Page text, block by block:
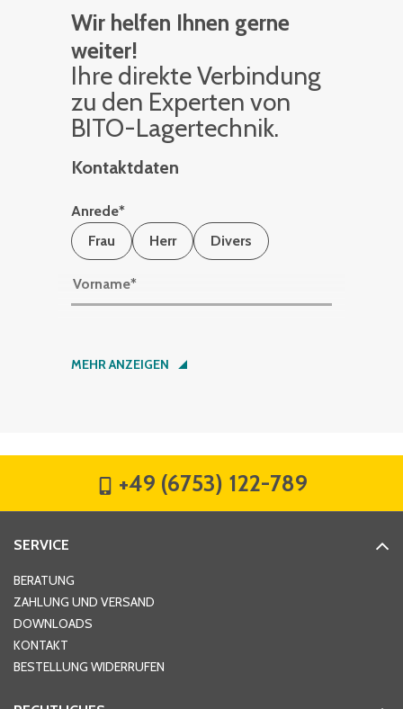
Wir helfen Ihnen gerne
weiter!
Ihre di­rek­te Ver­bin­dung
zu den Ex­per­ten von
BITO-La­ger­tech­nik.
Kontaktdaten
Anrede*
Frau
Herr Divers
Vorname*
Nachname*
Hausnummer
MEHR ANZEIGEN
+49 (6753) 122-789
SERVICE
BERATUNG
ZAHLUNG UND VERSAND
DOWNLOADS
KONTAKT
BESTELLUNG WIDERRUFEN